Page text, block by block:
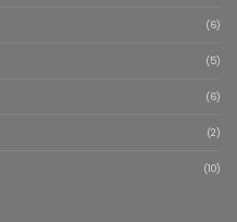
(6)
(5)
(6)
(2)
(10)